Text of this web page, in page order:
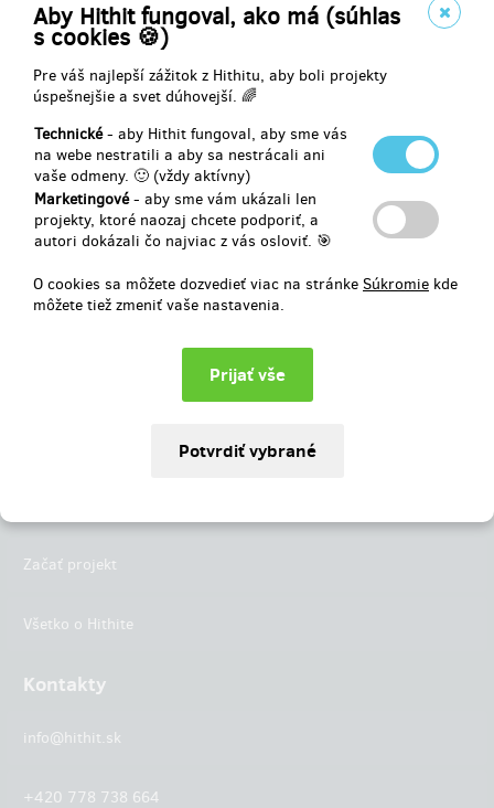
Aby Hithit fungoval, ako má (súhlas
s cookies 🍪)
Pre váš najlepší zážitok z Hithitu, aby boli projekty
úspešnejšie a svet dúhovejší. 🌈
Technické- aby Hithit fungoval, aby sme vás
na webe nestratili a aby sa nestrácali ani
vaše odmeny. 🙂 (vždy aktívny)
Marketingové- aby sme vám ukázali len
projekty, ktoré naozaj chcete podporiť, a
autori dokázali čo najviac z vás osloviť. 🎯
O cookies sa môžete dozvedieť viac na stránke Súkromie kde
môžete tiež zmeniť vaše nastavenia.
Najdete nás na
Začať projekt
Všetko o Hithite
Kontakty
info@hithit.sk
+420 778 738 664